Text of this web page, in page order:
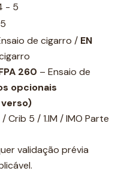
- 5
de cigarro / EN
260 – Ensaio de
opcionais
Crib 5 / 1.IM / IMO Parte
validação prévia